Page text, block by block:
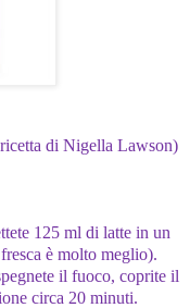
di Nigella Lawson)
125 ml di latte in un
è molto meglio).
il fuoco, coprite il
circa 20 minuti.